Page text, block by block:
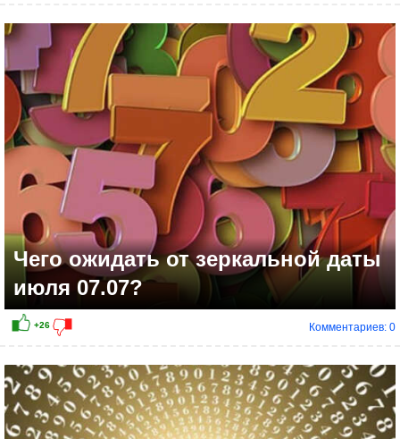
+17
Чего ожидать от зеркальной даты
июля 07.07?
Комментариев: 0